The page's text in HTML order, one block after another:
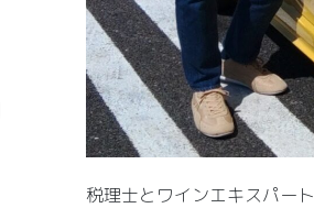
税理士とワインエキスパート